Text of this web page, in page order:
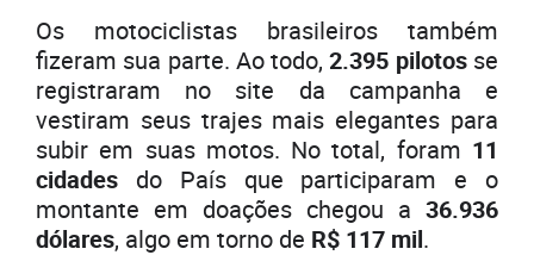
Os motociclistas brasileiros também
fizeram sua parte. Ao todo,2.395 pilotosse
registraram no site da campanha e
vestiram seus trajes mais elegantes para
subir em suas motos. No total, foram 11
cidades do País que participaram e o
montante em doações chegou a 36.936
dólares, algo em torno de R$ 117 mil.